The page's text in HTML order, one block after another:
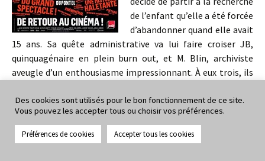
de l’enfant qu’elle a été forcée
d’abandonner quand elle avait
15 ans. Sa quête administrative va lui faire croiser JB,
quinquagénaire en plein burn out, et M. Blin, archiviste
aveugle d’un enthousiasme impressionnant. À eux trois, ils
qu’improbable.
Dimanche 30 mai 2021 – 17h30 – La Passerelle – durée :
1h27
Des cookies sont utilisés pour le bon fonctionnement de ce site.
Vous pouvez les accepter tous ou choisir vos préférences.
Préférences de cookies Accepter tous les cookies